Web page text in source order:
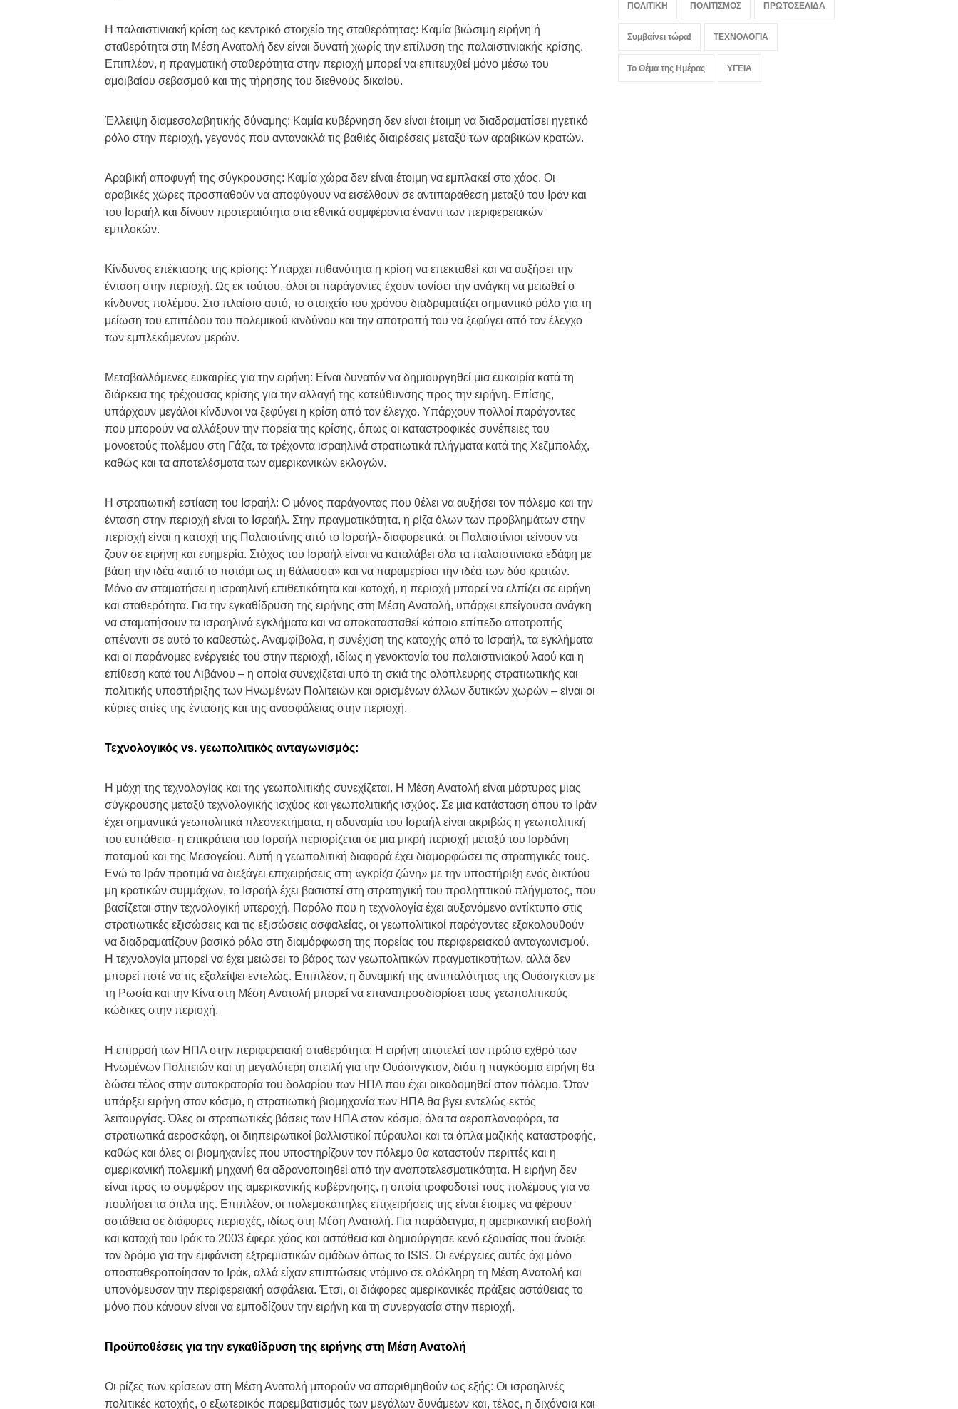
Η παλαιστινιακή κρίση ως κεντρικό στοιχείο της σταθερότητας: Καμία βιώσιμη ειρήνη ή
σταθερότητα στη Μέση Ανατολή δεν είναι δυνατή χωρίς την επίλυση της παλαιστινιακής κρίσης.
Επιπλέον, η πραγματική σταθερότητα στην περιοχή μπορεί να επιτευχθεί μόνο μέσω του
αμοιβαίου σεβασμού και της τήρησης του διεθνούς δικαίου.
Έλλειψη διαμεσολαβητικής δύναμης: Καμία κυβέρνηση δεν είναι έτοιμη να διαδραματίσει ηγετικό
ρόλο στην περιοχή, γεγονός που αντανακλά τις βαθιές διαιρέσεις μεταξύ των αραβικών κρατών.
Αραβική αποφυγή της σύγκρουσης: Καμία χώρα δεν είναι έτοιμη να εμπλακεί στο χάος. Οι
αραβικές χώρες προσπαθούν να αποφύγουν να εισέλθουν σε αντιπαράθεση μεταξύ του Ιράν και
του Ισραήλ και δίνουν προτεραιότητα στα εθνικά συμφέροντα έναντι των περιφερειακών
εμπλοκών.
Κίνδυνος επέκτασης της κρίσης: Υπάρχει πιθανότητα η κρίση να επεκταθεί και να αυξήσει την
ένταση στην περιοχή. Ως εκ τούτου, όλοι οι παράγοντες έχουν τονίσει την ανάγκη να μειωθεί ο
κίνδυνος πολέμου. Στο πλαίσιο αυτό, το στοιχείο του χρόνου διαδραματίζει σημαντικό ρόλο για τη
μείωση του επιπέδου του πολεμικού κινδύνου και την αποτροπή του να ξεφύγει από τον έλεγχο
των εμπλεκόμενων μερών.
Μεταβαλλόμενες ευκαιρίες για την ειρήνη: Είναι δυνατόν να δημιουργηθεί μια ευκαιρία κατά τη
διάρκεια της τρέχουσας κρίσης για την αλλαγή της κατεύθυνσης προς την ειρήνη. Επίσης,
υπάρχουν μεγάλοι κίνδυνοι να ξεφύγει η κρίση από τον έλεγχο. Υπάρχουν πολλοί παράγοντες
που μπορούν να αλλάξουν την πορεία της κρίσης, όπως οι καταστροφικές συνέπειες του
μονοετούς πολέμου στη Γάζα, τα τρέχοντα ισραηλινά στρατιωτικά πλήγματα κατά της Χεζμπολάχ,
καθώς και τα αποτελέσματα των αμερικανικών εκλογών.
Η στρατιωτική εστίαση του Ισραήλ: Ο μόνος παράγοντας που θέλει να αυξήσει τον πόλεμο και την
ένταση στην περιοχή είναι το Ισραήλ. Στην πραγματικότητα, η ρίζα όλων των προβλημάτων στην
περιοχή είναι η κατοχή της Παλαιστίνης από το Ισραήλ- διαφορετικά, οι Παλαιστίνιοι τείνουν να
ζουν σε ειρήνη και ευημερία. Στόχος του Ισραήλ είναι να καταλάβει όλα τα παλαιστινιακά εδάφη με
βάση την ιδέα «από το ποτάμι ως τη θάλασσα» και να παραμερίσει την ιδέα των δύο κρατών.
Μόνο αν σταματήσει η ισραηλινή επιθετικότητα και κατοχή, η περιοχή μπορεί να ελπίζει σε ειρήνη
και σταθερότητα. Για την εγκαθίδρυση της ειρήνης στη Μέση Ανατολή, υπάρχει επείγουσα ανάγκη
να σταματήσουν τα ισραηλινά εγκλήματα και να αποκατασταθεί κάποιο επίπεδο αποτροπής
απέναντι σε αυτό το καθεστώς. Αναμφίβολα, η συνέχιση της κατοχής από το Ισραήλ, τα εγκλήματα
και οι παράνομες ενέργειές του στην περιοχή, ιδίως η γενοκτονία του παλαιστινιακού λαού και η
επίθεση κατά του Λιβάνου – η οποία συνεχίζεται υπό τη σκιά της ολόπλευρης στρατιωτικής και
πολιτικής υποστήριξης των Ηνωμένων Πολιτειών και ορισμένων άλλων δυτικών χωρών – είναι οι
κύριες αιτίες της έντασης και της ανασφάλειας στην περιοχή.
Τεχνολογικός vs. γεωπολιτικός ανταγωνισμός:
Η μάχη της τεχνολογίας και της γεωπολιτικής συνεχίζεται. Η Μέση Ανατολή είναι μάρτυρας μιας
σύγκρουσης μεταξύ τεχνολογικής ισχύος και γεωπολιτικής ισχύος. Σε μια κατάσταση όπου το Ιράν
έχει σημαντικά γεωπολιτικά πλεονεκτήματα, η αδυναμία του Ισραήλ είναι ακριβώς η γεωπολιτική
του ευπάθεια- η επικράτεια του Ισραήλ περιορίζεται σε μια μικρή περιοχή μεταξύ του Ιορδάνη
ποταμού και της Μεσογείου. Αυτή η γεωπολιτική διαφορά έχει διαμορφώσει τις στρατηγικές τους.
Ενώ το Ιράν προτιμά να διεξάγει επιχειρήσεις στη «γκρίζα ζώνη» με την υποστήριξη ενός δικτύου
μη κρατικών συμμάχων, το Ισραήλ έχει βασιστεί στη στρατηγική του προληπτικού πλήγματος, που
βασίζεται στην τεχνολογική υπεροχή. Παρόλο που η τεχνολογία έχει αυξανόμενο αντίκτυπο στις
στρατιωτικές εξισώσεις και τις εξισώσεις ασφαλείας, οι γεωπολιτικοί παράγοντες εξακολουθούν
να διαδραματίζουν βασικό ρόλο στη διαμόρφωση της πορείας του περιφερειακού ανταγωνισμού.
Η τεχνολογία μπορεί να έχει μειώσει το βάρος των γεωπολιτικών πραγματικοτήτων, αλλά δεν
μπορεί ποτέ να τις εξαλείψει εντελώς. Επιπλέον, η δυναμική της αντιπαλότητας της Ουάσιγκτον με
τη Ρωσία και την Κίνα στη Μέση Ανατολή μπορεί να επαναπροσδιορίσει τους γεωπολιτικούς
κώδικες στην περιοχή.
Η επιρροή των ΗΠΑ στην περιφερειακή σταθερότητα: Η ειρήνη αποτελεί τον πρώτο εχθρό των
Ηνωμένων Πολιτειών και τη μεγαλύτερη απειλή για την Ουάσινγκτον, διότι η παγκόσμια ειρήνη θα
δώσει τέλος στην αυτοκρατορία του δολαρίου των ΗΠΑ που έχει οικοδομηθεί στον πόλεμο. Όταν
υπάρξει ειρήνη στον κόσμο, η στρατιωτική βιομηχανία των ΗΠΑ θα βγει εντελώς εκτός
λειτουργίας. Όλες οι στρατιωτικές βάσεις των ΗΠΑ στον κόσμο, όλα τα αεροπλανοφόρα, τα
στρατιωτικά αεροσκάφη, οι διηπειρωτικοί βαλλιστικοί πύραυλοι και τα όπλα μαζικής καταστροφής,
καθώς και όλες οι βιομηχανίες που υποστηρίζουν τον πόλεμο θα καταστούν περιττές και η
αμερικανική πολεμική μηχανή θα αδρανοποιηθεί από την αναποτελεσματικότητα. Η ειρήνη δεν
είναι προς το συμφέρον της αμερικανικής κυβέρνησης, η οποία τροφοδοτεί τους πολέμους για να
πουλήσει τα όπλα της. Επιπλέον, οι πολεμοκάπηλες επιχειρήσεις της είναι έτοιμες να φέρουν
αστάθεια σε διάφορες περιοχές, ιδίως στη Μέση Ανατολή. Για παράδειγμα, η αμερικανική εισβολή
και κατοχή του Ιράκ το 2003 έφερε χάος και αστάθεια και δημιούργησε κενό εξουσίας που άνοιξε
τον δρόμο για την εμφάνιση εξτρεμιστικών ομάδων όπως το ISIS. Οι ενέργειες αυτές όχι μόνο
αποσταθεροποίησαν το Ιράκ, αλλά είχαν επιπτώσεις ντόμινο σε ολόκληρη τη Μέση Ανατολή και
υπονόμευσαν την περιφερειακή ασφάλεια. Έτσι, οι διάφορες αμερικανικές πράξεις αστάθειας το
μόνο που κάνουν είναι να εμποδίζουν την ειρήνη και τη συνεργασία στην περιοχή.
Προϋποθέσεις για την εγκαθίδρυση της ειρήνης στη Μέση Ανατολή
Οι ρίζες των κρίσεων στη Μέση Ανατολή μπορούν να απαριθμηθούν ως εξής: Οι ισραηλινές
πολιτικές κατοχής, ο εξωτερικός παρεμβατισμός των μεγάλων δυνάμεων και, τέλος, η διχόνοια και
ΠΟΛΙΤΙΚΗ ΠΟΛΙΤΙΣΜΟΣ ΠΡΩΤΟΣΕΛΙΔΑ
Συμβαίνει τώρα! ΤΕΧΝΟΛΟΓΙΑ
Το Θέμα της Ημέρας ΥΓΕΙΑ